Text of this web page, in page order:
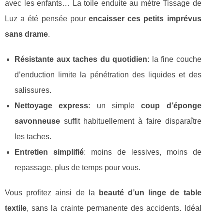
avec les enfants… La toile enduite au mètre Tissage de
Luz a été pensée pour encaisser ces petits imprévus
sans drame.
Résistante aux taches du quotidien: la fine couche
d’enduction limite la pénétration des liquides et des
salissures.
Nettoyage express: un simplecoup d’éponge
savonneuse suffit habituellement à faire disparaître
les taches.
Entretien simplifié: moins de lessives, moins de
repassage, plus de temps pour vous.
Vous profitez ainsi de la
beauté d’un linge de table
textile, sans la crainte permanente des accidents. Idéal